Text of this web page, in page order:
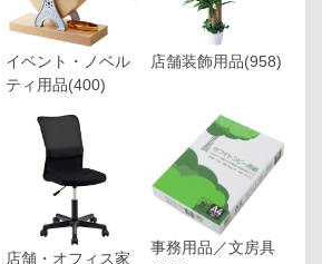
イベント・ノベル
ティ用品(400)
店舗装飾用品(958)
店舗・オフィス家
事務用品／文房具